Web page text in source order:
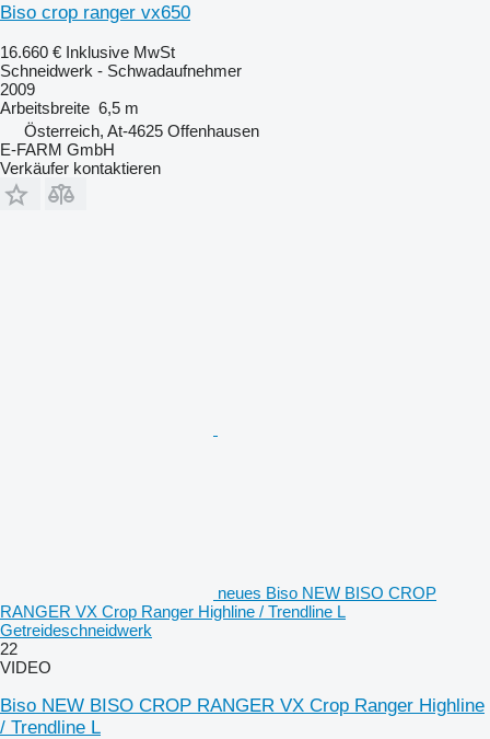
Biso crop ranger vx650
16.660 € Inklusive MwSt
Schneidwerk - Schwadaufnehmer
2009
Arbeitsbreite 6,5 m
Österreich, At-4625 Offenhausen
E-FARM GmbH
Verkäufer kontaktieren
neues Biso NEW BISO CROP
RANGER VX Crop Ranger Highline / Trendline L
Getreideschneidwerk
22
VIDEO
Biso NEW BISO CROP RANGER VX Crop Ranger Highline
/ Trendline L